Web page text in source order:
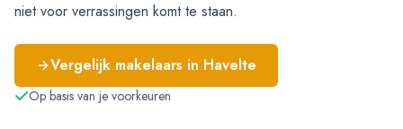
niet voor verrassingen komt te staan.
Vergelijk makelaars in Havelte
Op basis van je voorkeuren